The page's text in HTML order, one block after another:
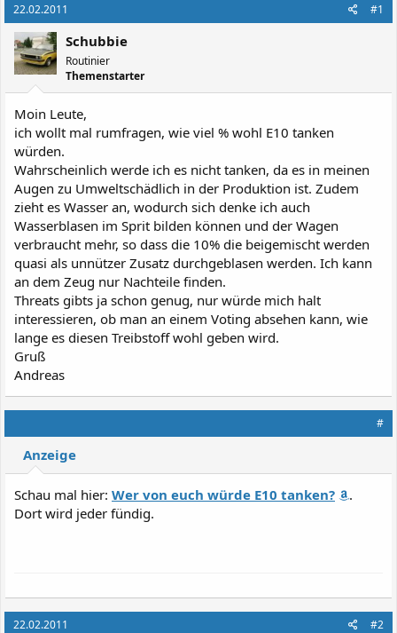
22.02.2011 #1
Schubbie
Routinier
Themenstarter
Moin Leute,
ich wollt mal rumfragen, wie viel % wohl E10 tanken
würden.
Wahrscheinlich werde ich es nicht tanken, da es in meinen
Augen zu Umweltschädlich in der Produktion ist. Zudem
zieht es Wasser an, wodurch sich denke ich auch
Wasserblasen im Sprit bilden können und der Wagen
verbraucht mehr, so dass die 10% die beigemischt werden
quasi als unnützer Zusatz durchgeblasen werden. Ich kann
an dem Zeug nur Nachteile finden.
Threats gibts ja schon genug, nur würde mich halt
interessieren, ob man an einem Voting absehen kann, wie
lange es diesen Treibstoff wohl geben wird.
Gruß
Andreas
#
Anzeige
Schau mal hier: Wer von euch würde E10 tanken?
.
Dort wird jeder fündig.
22.02.2011 #2